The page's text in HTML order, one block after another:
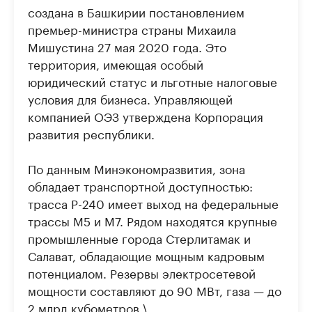
создана в Башкирии постановлением
премьер-министра страны Михаила
Мишустина 27 мая 2020 года. Это
территория, имеющая особый
юридический статус и льготные налоговые
условия для бизнеса. Управляющей
компанией ОЭЗ утверждена Корпорация
развития республики.
По данным Минэкономразвития, зона
обладает транспортной доступностью:
трасса Р-240 имеет выход на федеральные
трассы М5 и М7. Рядом находятся крупные
промышленные города Стерлитамак и
Салават, обладающие мощным кадровым
потенциалом. Резервы электросетевой
мощности составляют до 90 МВт, газа — до
2 млрд кубометров.\